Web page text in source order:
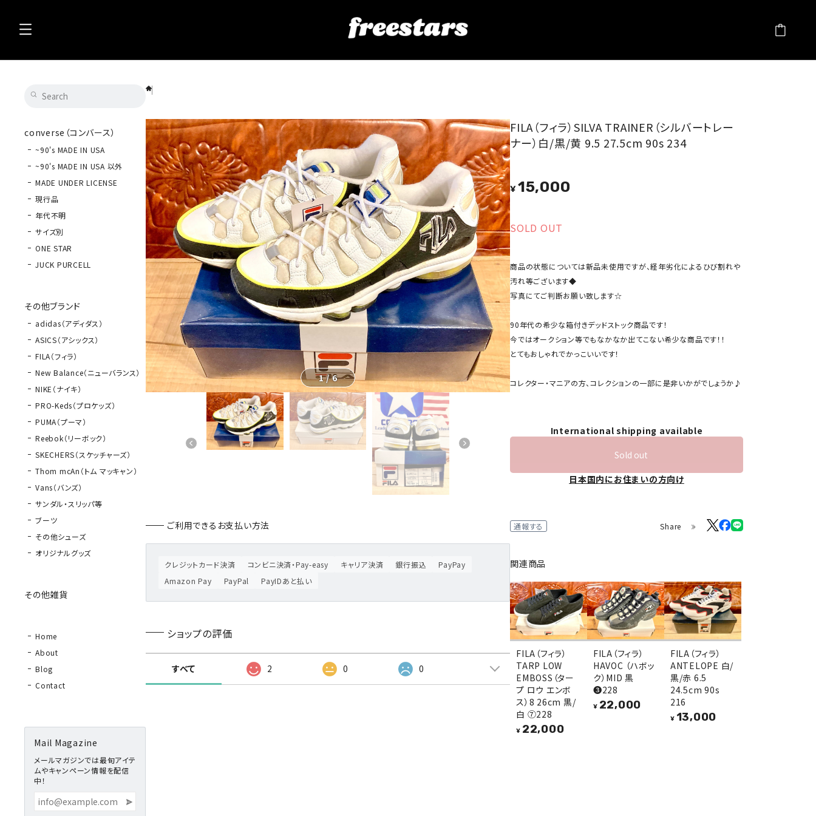
converse（コンバース）
~90's MADE IN USA
~90's MADE IN USA 以外
MADE UNDER LICENSE
現行品
年代不明
サイズ別
ONE STAR
JUCK PURCELL
その他ブランド
adidas（アディダス）
ASICS（アシックス）
FILA（フィラ）
New Balance（ニューバランス）
NIKE（ナイキ）
PRO-Keds（プロケッズ）
PUMA（プーマ）
Reebok（リーボック）
SKECHERS（スケッチャーズ）
Thom mcAn（トム マッキャン）
Vans（バンズ）
サンダル・スリッパ等
ブーツ
その他シューズ
オリジナルグッズ
その他雑貨
Home
About
Blog
Contact
Mail Magazine
メールマガジンでは最旬アイテ
ムやキャンペーン情報を配信
中！
1/6
ご利用できるお支払い方法
クレジットカード決済 コンビニ決済・Pay-easy キャリア決済 銀行振込
PayPay
Amazon Pay
PayPal PayIDあと払い
ショップの評価
すべて 2 0 0
FILA（フィラ）SILVA TRAINER（シルバートレー
ナー）白/黒/黄 9.5 27.5cm 90s 234
¥15,000
SOLD OUT
商品の状態については新品未使用ですが、経年劣化によるひび割れや
汚れ等ございます◆
写真にてご判断お願い致します☆
90年代の希少な箱付きデッドストック商品です！
今ではオークション等でもなかなか出てこない希少な商品です！！
とてもおしゃれでかっこいいです！
コレクター・マニアの方、コレクションの一部に是非いかがでしょうか♪
International shipping available
Sold out
日本国内にお住まいの方向け
通報する Share
関連商品
FILA（フィラ）
TARP LOW
EMBOSS（ター
プ ロウ エンボ
ス）8 26cm 黒/
白 ⑦228
¥ 22,000
FILA（フィラ）
HAVOC （ハボッ
ク）MID 黒
❸228
¥ 22,000
FILA（フィラ）
ANTELOPE 白/
黒/赤 6.5
24.5cm 90s
216
¥ 13,000